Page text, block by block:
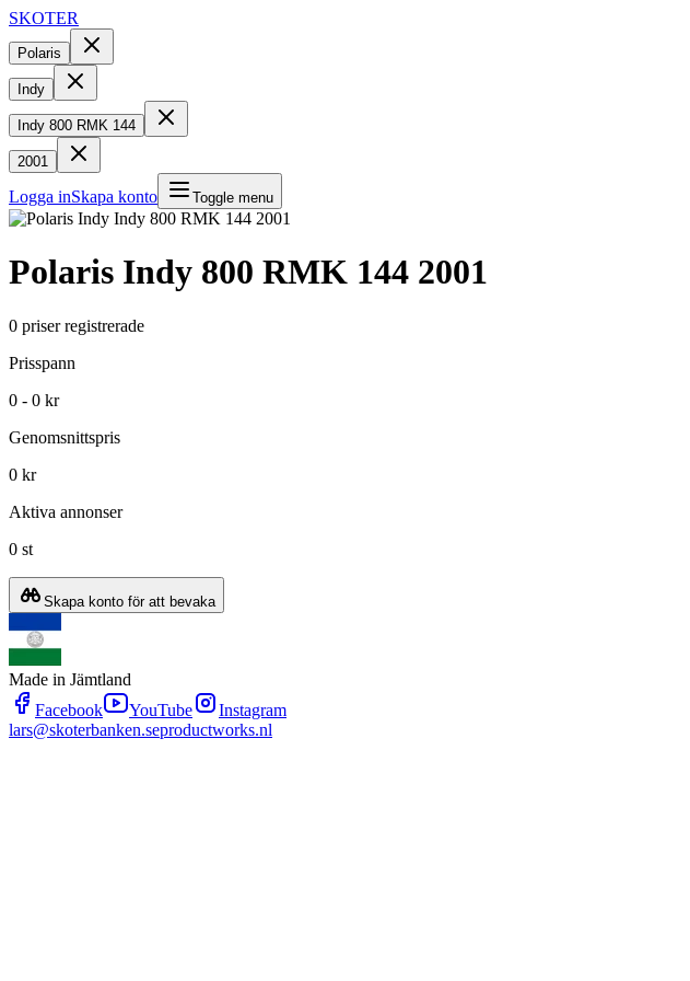
SKOTER
Polaris
Indy
Indy 800 RMK 144
2001
Logga inSkapa konto Toggle menu
Polaris Indy 800 RMK 144 2001
0 priser registrerade
Prisspann
0 - 0 kr
Genomsnittspris
0 kr
Aktiva annonser
0 st
Skapa konto för att bevaka
Made in Jämtland
Facebook
YouTube
Instagram
lars@skoterbanken.seproductworks.nl